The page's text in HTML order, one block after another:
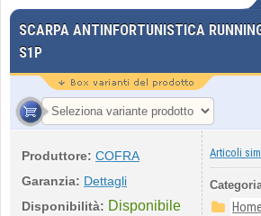
SCARPA ANTINFORTUNISTICA
S1P
Produttore: COFRA
Garanzia: Dettagli
Disponibilità: Disponibile
Articoli
Home